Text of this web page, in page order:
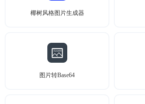
椰树风格图片生成器
图片转Base64